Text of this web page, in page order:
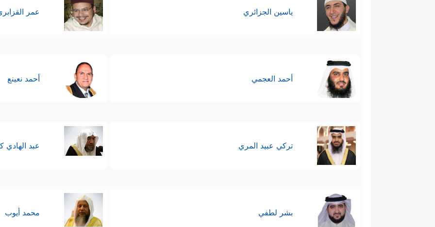
ياسين الجزائري عمر
أحمد العجمي أحمد نعينع
تركي عبيد المري عبد الهادي
بشر لطفي محمد أيوب